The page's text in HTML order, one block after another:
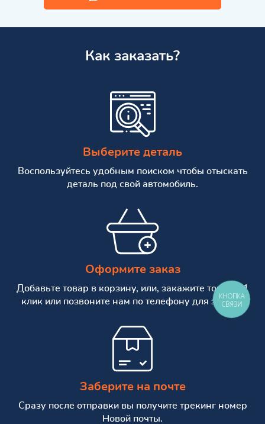
Как заказать?
Выберите деталь
Воспользуйтесь удобным поиском чтобы отыскать
деталь под свой автомобиль.
Оформите заказ
Добавьте товар в корзину, или, закажите товар в 1
клик или позвоните нам по телефону для заказа.
Заберите на почте
Сразу после отправки вы получите трекинг номер
Новой почты.
КНОПКА
СВЯЗИ